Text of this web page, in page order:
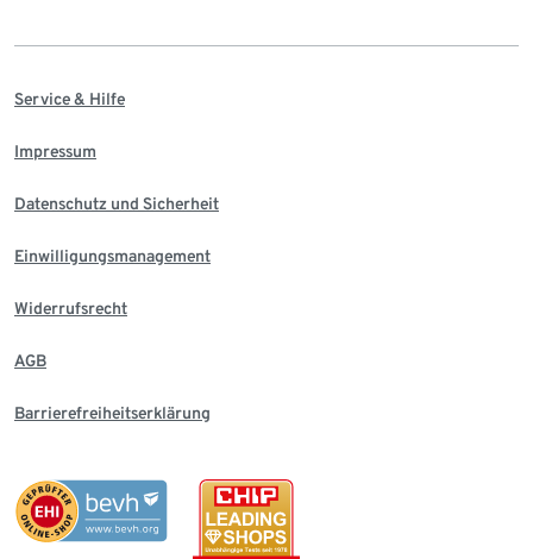
Service & Hilfe
Impressum
Datenschutz und Sicherheit
Einwilligungsmanagement
Widerrufsrecht
AGB
Barrierefreiheitserklärung